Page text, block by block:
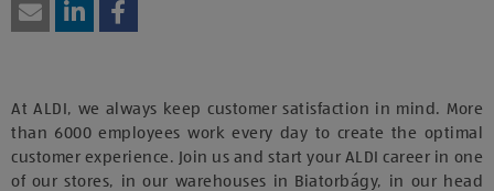
At ALDI, we always keep customer satisfaction in mind. More
than 6000 employees work every day to create the optimal
customer experience. Join us and start your ALDI career in one
of our stores, in our warehouses in Biatorbágy, in our head